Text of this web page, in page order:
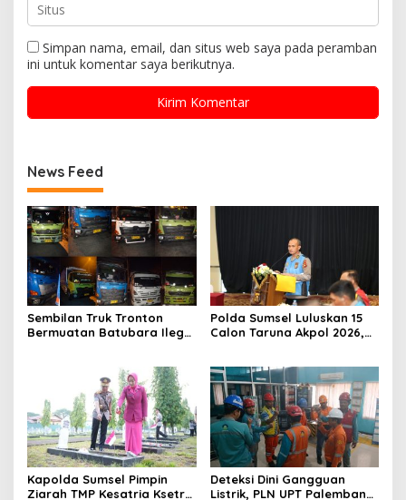
Simpan nama, email, dan situs web saya pada peramban
ini untuk komentar saya berikutnya.
News Feed
Sembilan Truk Tronton
Bermuatan Batubara Ilegal
Polda Sumsel Luluskan 15
Calon Taruna Akpol 2026,
Kapolda Sumsel Pimpin
Ziarah TMP Kesatria Ksetra
Deteksi Dini Gangguan
Listrik, PLN UPT Palembang